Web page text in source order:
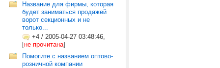
Название для фирмы, которая
будет заниматься продажей
ворот секционных и не
только...
+4 / 2005-04-27 03:48:46,
[не прочитана]
Помогите с названием оптово-
розничной компании